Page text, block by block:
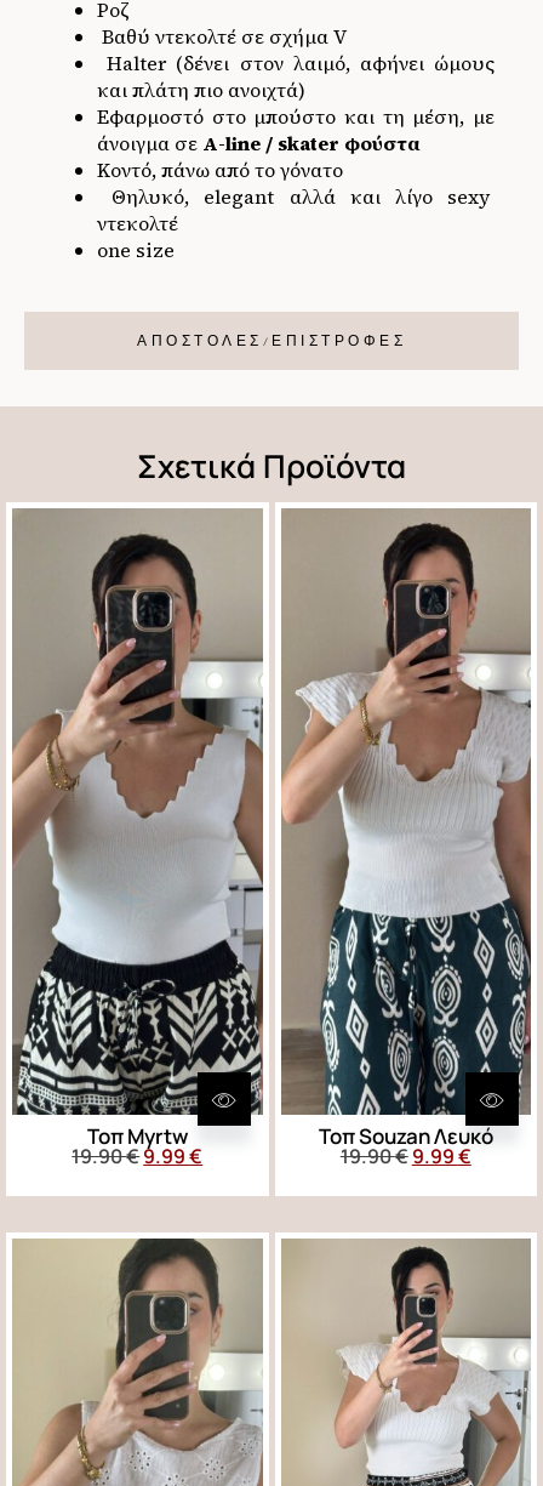
ΑΠΟΣΤΟΛΕΣ/ΕΠΙΣΤΡΟΦΕΣ
Ροζ
Βαθύ ντεκολτέ σε σχήμα V
Halter (δένει στον λαιμό, αφήνει ώμους
και πλάτη πιο ανοιχτά)
Εφαρμοστό στο μπούστο και τη μέση, με
άνοιγμα σε Α-line / skater φούστα
Κοντό, πάνω από το γόνατο
Θηλυκό, elegant αλλά και λίγο sexy
ντεκολτέ
one size
Σχετικά Προϊόντα
Τοπ Myrtw
19.90€9.99€
Τοπ Souzan Λευκό
19.90€9.99€